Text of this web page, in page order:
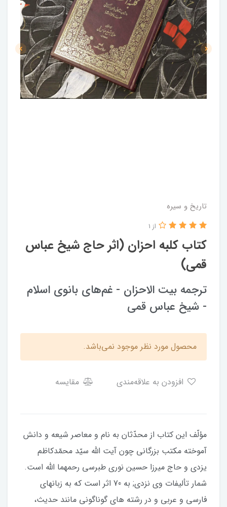
تاریخ و سیره
کتاب کلبه احزان (اثر حاج شیخ عباس
قمی)
از 1
ترجمه بیت الاحزان - غم‌های بانوی اسلام
- شیخ عباس قمی
محصول مورد نظر موجود نمی‌باشد.
مقایسه
مؤلّف اين كتاب از محدّثان به‏ نام و معاصر شيعه و دانش‏
آموخته‏ مكتب بزرگانى چون آيت‏ اللّه‏ سيّد محمّدكاظم
يزدى و حاج ميرزا حسين نورى طبرسى رحمهما الله است.
شمار تأليفات وى نزدي; به 70 اثر است كه به زبان‏هاى
فارسى و عربى و در رشته‏ هاى گوناگونى مانند حديث،